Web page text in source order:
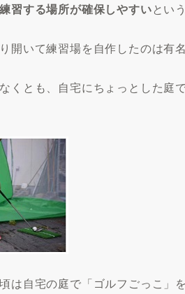
習する場所が確保しやすいとい
開いて練習場を自作したのは有名
くとも、自宅にちょっとした庭
は自宅の庭で「ゴルフごっこ」